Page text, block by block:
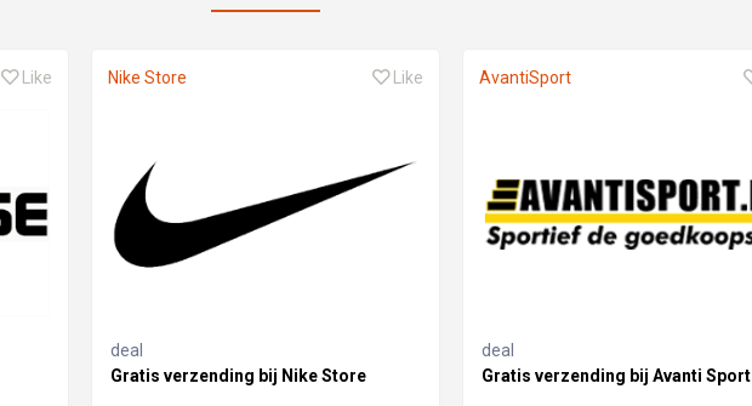
Like Nike Store Like
deal
Gratis verzending bij Nike Store
AvantiSport
deal
Gratis verzending bij Avanti Sport